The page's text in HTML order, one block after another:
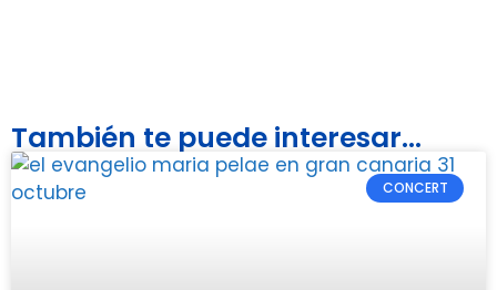
También te puede interesar...
CONCERT